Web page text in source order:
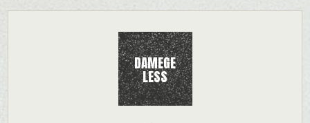
DAMEGE
LESS